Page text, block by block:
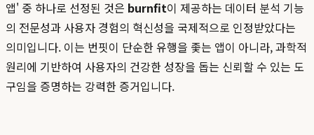
앱' 중 하나로 선정된 것은 burnfit이 제공하는 데이터 분석 기능
의 전문성과 사용자 경험의 혁신성을 국제적으로 인정받았다는
의미입니다. 이는 번핏이 단순한 유행을 좇는 앱이 아니라, 과학적
원리에 기반하여 사용자의 건강한 성장을 돕는 신뢰할 수 있는 도
구임을 증명하는 강력한 증거입니다.